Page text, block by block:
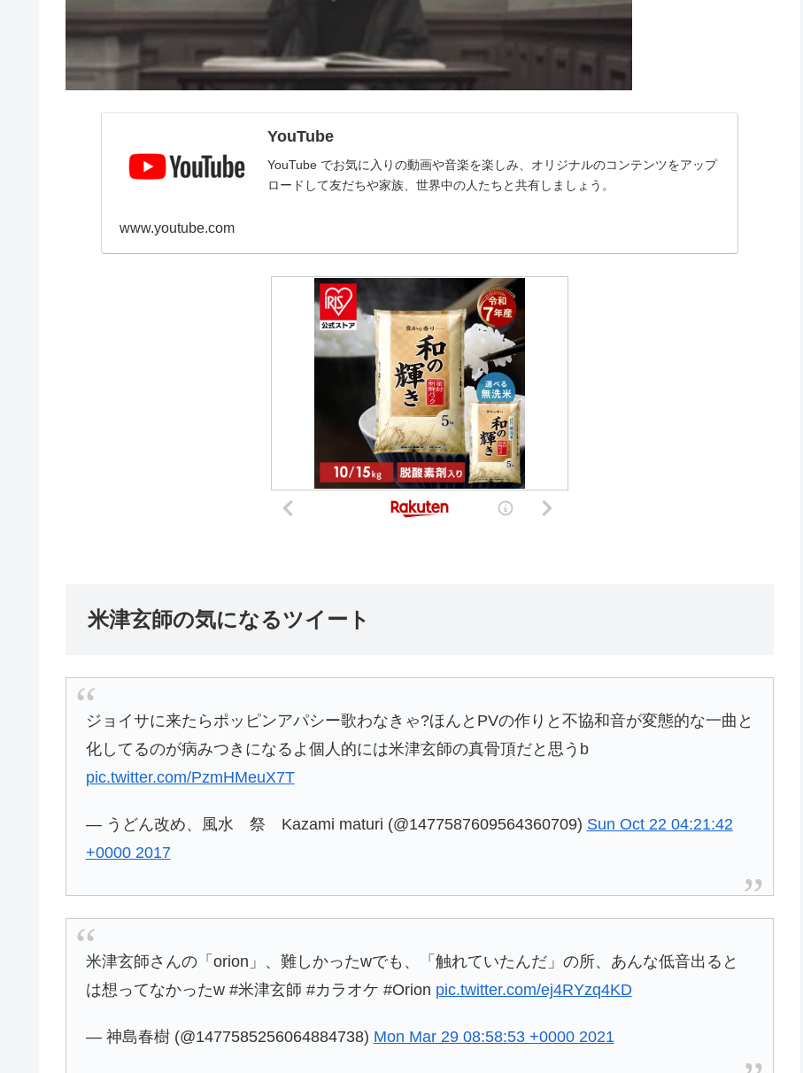
YouTube
YouTube でお気に入りの動画や音楽を楽しみ、オリジナルのコンテンツをアップ
ロードして友だちや家族、世界中の人たちと共有しましょう。
www.youtube.com
米津玄師の気になるツイート
ジョイサに来たらポッピンアパシー歌わなきゃ?ほんとPVの作りと不協和音が変態的な一曲と
化してるのが病みつきになるよ個人的には米津玄師の真骨頂だと思うb
pic.twitter.com/PzmHMeuX7T
— うどん改め、風水 祭 Kazami maturi (@1477587609564360709) Sun Oct 22 04:21:42
+0000 2017
米津玄師さんの「orion」、難しかったwでも、「触れていたんだ」の所、あんな低音出ると
は想ってなかったw #米津玄師 #カラオケ #Orion pic.twitter.com/ej4RYzq4KD
— 神島春樹 (@1477585256064884738) Mon Mar 29 08:58:53 +0000 2021